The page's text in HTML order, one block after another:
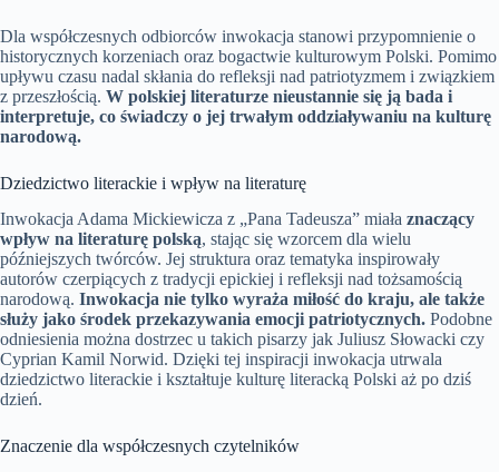
Dla współczesnych odbiorców inwokacja stanowi przypomnienie o
historycznych korzeniach oraz bogactwie kulturowym Polski. Pomimo
upływu czasu nadal skłania do refleksji nad patriotyzmem i związkiem
z przeszłością. W polskiej literaturze nieustannie się ją bada i
interpretuje, co świadczy o jej trwałym oddziaływaniu na kulturę
narodową.
Dziedzictwo literackie i wpływ na literaturę
Inwokacja Adama Mickiewicza z „Pana Tadeusza” miała znaczący
wpływ na literaturę polską, stając się wzorcem dla wielu
późniejszych twórców. Jej struktura oraz tematyka inspirowały
autorów czerpiących z tradycji epickiej i refleksji nad tożsamością
narodową. Inwokacja nie tylko wyraża miłość do kraju, ale także
służy jako środek przekazywania emocji patriotycznych. Podobne
odniesienia można dostrzec u takich pisarzy jak Juliusz Słowacki czy
Cyprian Kamil Norwid. Dzięki tej inspiracji inwokacja utrwala
dziedzictwo literackie i kształtuje kulturę literacką Polski aż po dziś
dzień.
Znaczenie dla współczesnych czytelników